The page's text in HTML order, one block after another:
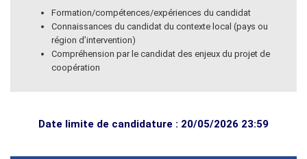
Formation/compétences/expériences du candidat
Connaissances du candidat du contexte local (pays ou
région d’intervention)
Compréhension par le candidat des enjeux du projet de
coopération
Date limite de candidature : 20/05/2026 23:59